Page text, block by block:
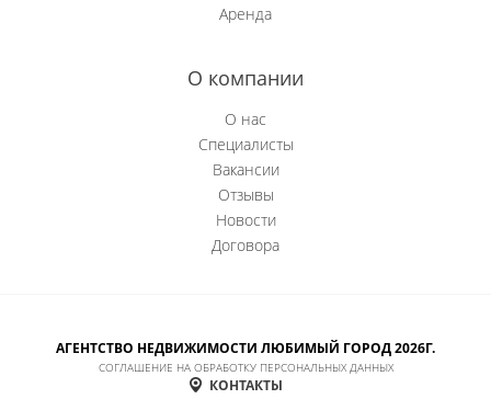
Аренда
О компании
О нас
Специалисты
Вакансии
Отзывы
Новости
Договора
АГЕНТСТВО НЕДВИЖИМОСТИ ЛЮБИМЫЙ ГОРОД 2026Г.
СОГЛАШЕНИЕ НА ОБРАБОТКУ ПЕРСОНАЛЬНЫХ ДАННЫХ
КОНТАКТЫ